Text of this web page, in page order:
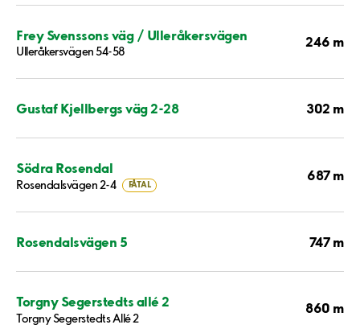
Frey Svenssons väg / Ulleråkersvägen
Ulleråkersvägen 54-58
246 m
Gustaf Kjellbergs väg 2-28 302 m
Södra Rosendal
Rosendalsvägen 2-4 FÅTAL
687 m
Rosendalsvägen 5 747 m
Torgny Segerstedts allé 2
Torgny Segerstedts Allé 2
860 m